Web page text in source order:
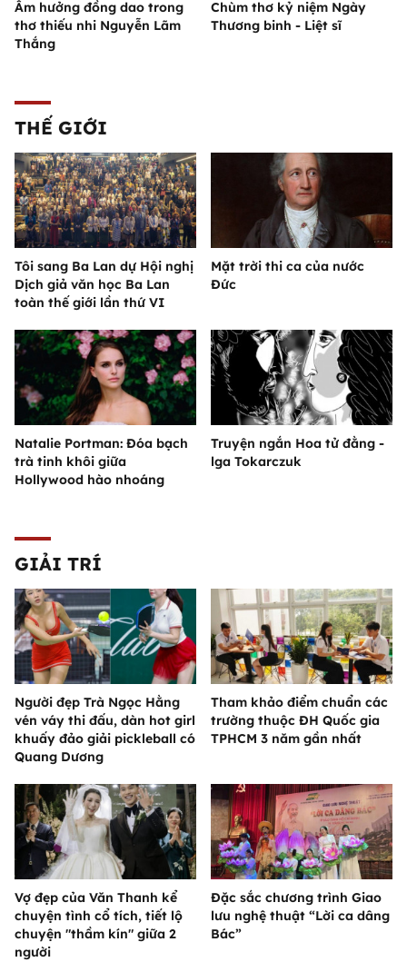
Âm hưởng đồng dao trong
thơ thiếu nhi Nguyễn Lãm
Thắng
Chùm thơ kỷ niệm Ngày
Thương binh - Liệt sĩ
THẾ GIỚI
Tôi sang Ba Lan dự Hội nghị
Dịch giả văn học Ba Lan
toàn thế giới lần thứ VI
Mặt trời thi ca của nước
Đức
Natalie Portman: Đóa bạch
trà tinh khôi giữa
Hollywood hào nhoáng
Truyện ngắn Hoa tử đằng -
lga Tokarczuk
GIẢI TRÍ
Người đẹp Trà Ngọc Hằng
vén váy thi đấu, dàn hot girl
khuấy đảo giải pickleball có
Quang Dương
Tham khảo điểm chuẩn các
trường thuộc ĐH Quốc gia
TPHCM 3 năm gần nhất
Vợ đẹp của Văn Thanh kể
chuyện tình cổ tích, tiết lộ
chuyện "thầm kín" giữa 2
người
Đặc sắc chương trình Giao
lưu nghệ thuật “Lời ca dâng
Bác”